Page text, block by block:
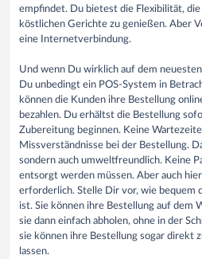
empfindet. Du bietest die Flexibilität,
köstlichen Gerichte zu genießen. Aber
eine Internetverbindung.
Und wenn Du wirklich auf dem
Du unbedingt ein POS-System in
können die Kunden ihre Bestellung
bezahlen. Du erhältst die Bestellung
Zubereitung beginnen. Keine
Missverständnisse bei der Bestellung.
sondern auch umweltfreundlich. Keine
entsorgt werden müssen. Aber auch
erforderlich. Stelle Dir vor, wie bequem
ist. Sie können ihre Bestellung auf dem
sie dann einfach abholen, ohne in der
sie können ihre Bestellung sogar direkt
lassen.